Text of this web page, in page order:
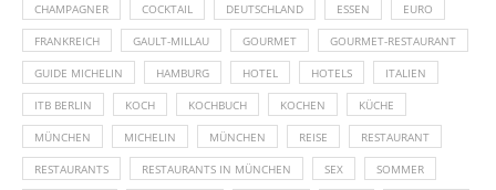
CHAMPAGNER COCKTAIL DEUTSCHLAND ESSEN EURO
FRANKREICH GAULT-MILLAU GOURMET GOURMET-RESTAURANT
GUIDE MICHELIN HAMBURG HOTEL HOTELS ITALIEN
ITB BERLIN KOCH KOCHBUCH KOCHEN KÜCHE
MÜNCHEN MICHELIN MÜNCHEN REISE RESTAURANT
RESTAURANTS RESTAURANTS IN MÜNCHEN SEX SOMMER